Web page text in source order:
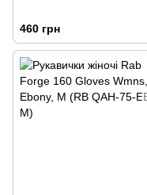
460 грн